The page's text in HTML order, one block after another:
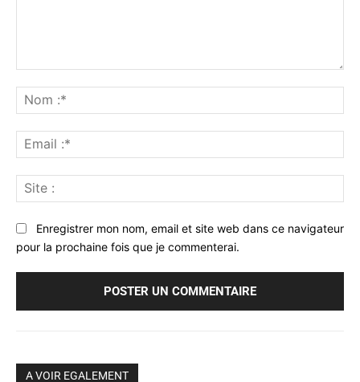
:*
:*
:
Enregistrer mon nom, email et site web dans ce navigateur
pour la prochaine fois que je commenterai.
A VOIR EGALEMENT